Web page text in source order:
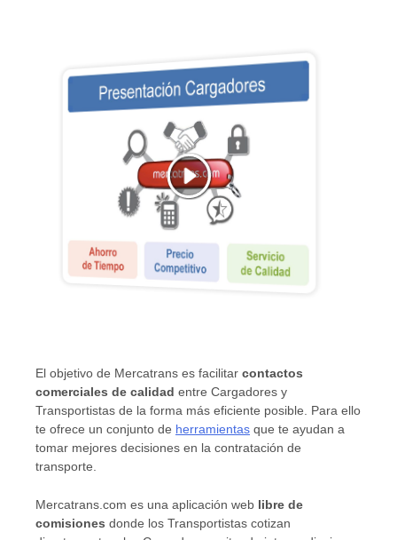
El objetivo de Mercatrans es facilitar contactos
comerciales de calidad entre Cargadores y
Transportistas de la forma más eficiente posible. Para ello
te ofrece un conjunto de herramientas que te ayudan a
tomar mejores decisiones en la contratación de
transporte.
Mercatrans.com es una aplicación web libre de
comisiones donde los Transportistas cotizan